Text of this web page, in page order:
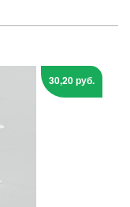
30,20 руб.